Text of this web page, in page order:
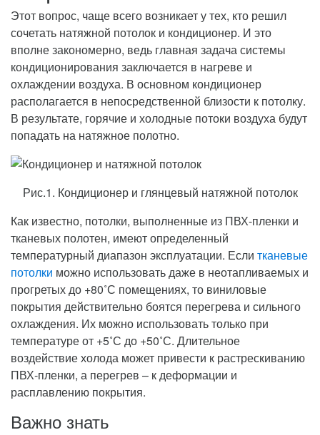
Этот вопрос, чаще всего возникает у тех, кто решил
сочетать натяжной потолок и кондиционер. И это
вполне закономерно, ведь главная задача системы
кондиционирования заключается в нагреве и
охлаждении воздуха. В основном кондиционер
располагается в непосредственной близости к потолку.
В результате, горячие и холодные потоки воздуха будут
попадать на натяжное полотно.
Рис.1. Кондиционер и глянцевый натяжной потолок
Как известно, потолки, выполненные из ПВХ-пленки и
тканевых полотен, имеют определенный
температурный диапазон эксплуатации. Если тканевые
потолки можно использовать даже в неотапливаемых и
прогретых до +80˚С помещениях, то виниловые
покрытия действительно боятся перегрева и сильного
охлаждения. Их можно использовать только при
температуре от +5˚С до +50˚С. Длительное
воздействие холода может привести к растрескиванию
ПВХ-пленки, а перегрев – к деформации и
расплавлению покрытия.
Важно знать